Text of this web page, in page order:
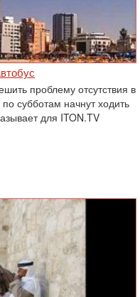
проблему отсутствия в
субботам начнут ходить
для ITON.TV